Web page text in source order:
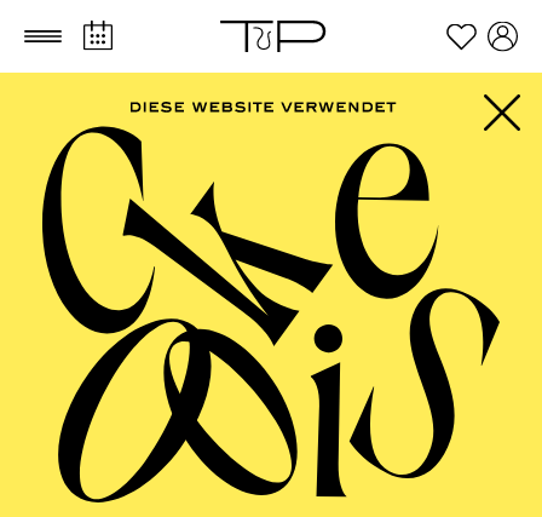
Zum Hauptinhalt springen Zum Footer springen
FILTER
JANUARY 2027
ESSENER PHILHARMONIKER
Friday
01.01.2027
18:00 - 19:30
Alfried Krupp Saal